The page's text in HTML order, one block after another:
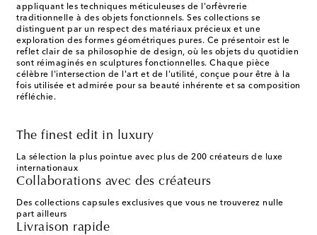
appliquant les techniques méticuleuses de l'orfèvrerie
traditionnelle à des objets fonctionnels. Ses collections se
distinguent par un respect des matériaux précieux et une
exploration des formes géométriques pures. Ce présentoir est le
reflet clair de sa philosophie de design, où les objets du quotidien
sont réimaginés en sculptures fonctionnelles. Chaque pièce
célèbre l'intersection de l'art et de l'utilité, conçue pour être à la
fois utilisée et admirée pour sa beauté inhérente et sa composition
réfléchie.
The finest edit in luxury
La sélection la plus pointue avec plus de 200 créateurs de luxe
internationaux
Collaborations avec des créateurs
Des collections capsules exclusives que vous ne trouverez nulle
part ailleurs
Livraison rapide